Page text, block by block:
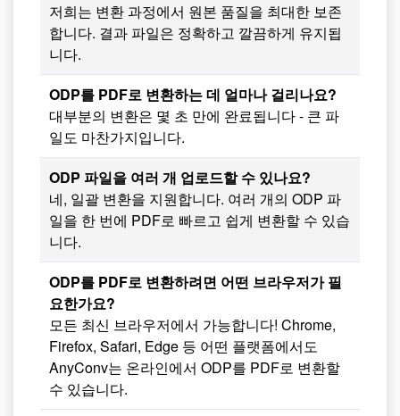
저희는 변환 과정에서 원본 품질을 최대한 보존
합니다. 결과 파일은 정확하고 깔끔하게 유지됩
니다.
ODP를 PDF로 변환하는 데 얼마나 걸리나요?
대부분의 변환은 몇 초 만에 완료됩니다 - 큰 파
일도 마찬가지입니다.
ODP 파일을 여러 개 업로드할 수 있나요?
네, 일괄 변환을 지원합니다. 여러 개의 ODP 파
일을 한 번에 PDF로 빠르고 쉽게 변환할 수 있습
니다.
ODP를 PDF로 변환하려면 어떤 브라우저가 필
요한가요?
모든 최신 브라우저에서 가능합니다! Chrome,
Firefox, Safari, Edge 등 어떤 플랫폼에서도
AnyConv는 온라인에서 ODP를 PDF로 변환할
수 있습니다.